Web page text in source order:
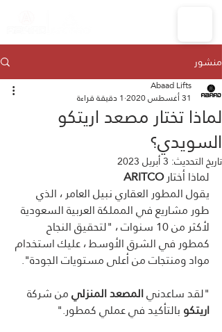
منشور
لماذا تختار مصعد اريتكو
السويدي؟
Abaad Lifts
31 أغسطس 2020
1 دقيقة قراءة
تاريخ التحديث: 3 أبريل 2023
لماذا أختار ARITCO
يقول المطور العقاري نبيل العامر ، الذي
طور مشاريع في المملكة العربية السعودية
لأكثر من 10 سنوات ، "لتحقيق النجاح
كمطور في الشرق الأوسط ، عليك استخدام
مواد ومنتجات من أعلى مستويات الجودة".
"لقد ساعدني المصعد المنزلي من شركة
اريتكو بالتأكيد في عملي كمطور."